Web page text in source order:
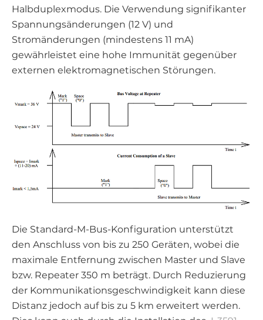
Halbduplexmodus. Die Verwendung signifikanter
Spannungsänderungen (12 V) und
Stromänderungen (mindestens 11 mA)
gewährleistet eine hohe Immunität gegenüber
externen elektromagnetischen Störungen.
Die Standard-M-Bus-Konfiguration unterstützt
den Anschluss von bis zu 250 Geräten, wobei die
maximale Entfernung zwischen Master und Slave
bzw. Repeater 350 m beträgt. Durch Reduzierung
der Kommunikationsgeschwindigkeit kann diese
Distanz jedoch auf bis zu 5 km erweitert werden.